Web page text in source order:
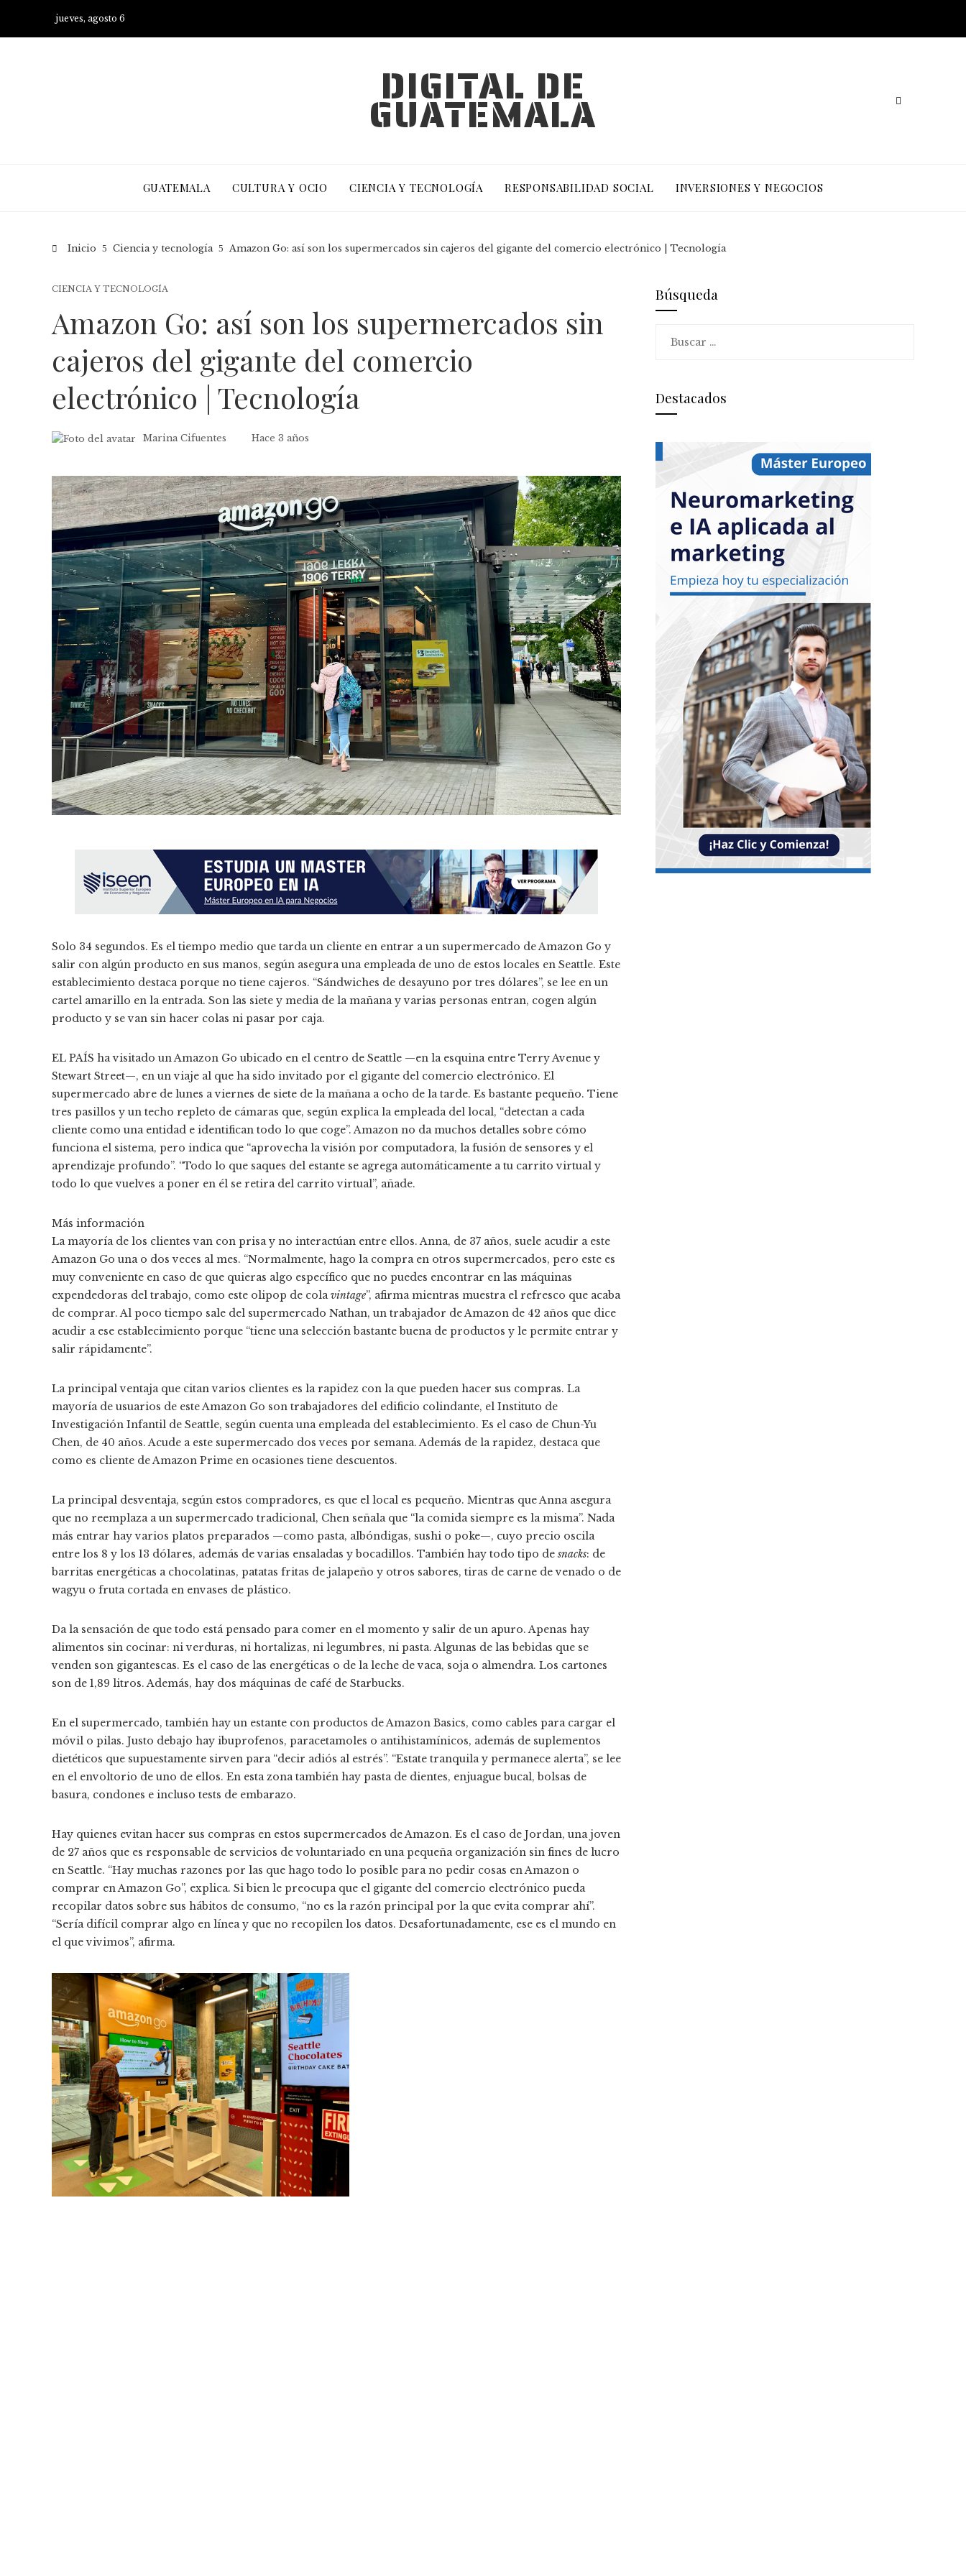
jueves, agosto 6
DIGITAL DE
GUATEMALA
GUATEMALA CULTURA Y OCIO CIENCIA Y TECNOLOGÍA RESPONSABILIDAD SOCIAL INVERSIONES Y NEGOCIOS
Inicio Ciencia y tecnología Amazon Go: así son los supermercados sin cajeros del gigante del comercio electrónico | Tecnología
CIENCIA Y TECNOLOGÍA
Amazon Go: así son los supermercados sin
cajeros del gigante del comercio
electrónico | Tecnología
Marina Cifuentes Hace 3 años
Solo 34 segundos. Es el tiempo medio que tarda un cliente en entrar a un supermercado de Amazon Go y
salir con algún producto en sus manos, según asegura una empleada de uno de estos locales en Seattle. Este
establecimiento destaca porque no tiene cajeros. “Sándwiches de desayuno por tres dólares”, se lee en un
cartel amarillo en la entrada. Son las siete y media de la mañana y varias personas entran, cogen algún
producto y se van sin hacer colas ni pasar por caja.
EL PAÍS ha visitado un Amazon Go ubicado en el centro de Seattle —en la esquina entre Terry Avenue y
Stewart Street—, en un viaje al que ha sido invitado por el gigante del comercio electrónico. El
supermercado abre de lunes a viernes de siete de la mañana a ocho de la tarde. Es bastante pequeño. Tiene
tres pasillos y un techo repleto de cámaras que, según explica la empleada del local, “detectan a cada
cliente como una entidad e identifican todo lo que coge”. Amazon no da muchos detalles sobre cómo
funciona el sistema, pero indica que “aprovecha la visión por computadora, la fusión de sensores y el
aprendizaje profundo”. “Todo lo que saques del estante se agrega automáticamente a tu carrito virtual y
todo lo que vuelves a poner en él se retira del carrito virtual”, añade.
Más información
La mayoría de los clientes van con prisa y no interactúan entre ellos. Anna, de 37 años, suele acudir a este
Amazon Go una o dos veces al mes. “Normalmente, hago la compra en otros supermercados, pero este es
muy conveniente en caso de que quieras algo específico que no puedes encontrar en las máquinas
expendedoras del trabajo, como este olipop de colavintage”, afirma mientras muestra el refresco que acaba
de comprar. Al poco tiempo sale del supermercado Nathan, un trabajador de Amazon de 42 años que dice
acudir a ese establecimiento porque “tiene una selección bastante buena de productos y le permite entrar y
salir rápidamente”.
La principal ventaja que citan varios clientes es la rapidez con la que pueden hacer sus compras. La
mayoría de usuarios de este Amazon Go son trabajadores del edificio colindante, el Instituto de
Investigación Infantil de Seattle, según cuenta una empleada del establecimiento. Es el caso de Chun-Yu
Chen, de 40 años. Acude a este supermercado dos veces por semana. Además de la rapidez, destaca que
como es cliente de Amazon Prime en ocasiones tiene descuentos.
La principal desventaja, según estos compradores, es que el local es pequeño. Mientras que Anna asegura
que no reemplaza a un supermercado tradicional, Chen señala que “la comida siempre es la misma”. Nada
más entrar hay varios platos preparados —como pasta, albóndigas, sushi o poke—, cuyo precio oscila
entre los 8 y los 13 dólares, además de varias ensaladas y bocadillos. También hay todo tipo de snacks: de
barritas energéticas a chocolatinas, patatas fritas de jalapeño y otros sabores, tiras de carne de venado o de
wagyu o fruta cortada en envases de plástico.
Da la sensación de que todo está pensado para comer en el momento y salir de un apuro. Apenas hay
alimentos sin cocinar: ni verduras, ni hortalizas, ni legumbres, ni pasta. Algunas de las bebidas que se
venden son gigantescas. Es el caso de las energéticas o de la leche de vaca, soja o almendra. Los cartones
son de 1,89 litros. Además, hay dos máquinas de café de Starbucks.
En el supermercado, también hay un estante con productos de Amazon Basics, como cables para cargar el
móvil o pilas. Justo debajo hay ibuprofenos, paracetamoles o antihistamínicos, además de suplementos
dietéticos que supuestamente sirven para “decir adiós al estrés”. “Estate tranquila y permanece alerta”, se lee
en el envoltorio de uno de ellos. En esta zona también hay pasta de dientes, enjuague bucal, bolsas de
basura, condones e incluso tests de embarazo.
Hay quienes evitan hacer sus compras en estos supermercados de Amazon. Es el caso de Jordan, una joven
de 27 años que es responsable de servicios de voluntariado en una pequeña organización sin fines de lucro
en Seattle. “Hay muchas razones por las que hago todo lo posible para no pedir cosas en Amazon o
comprar en Amazon Go”, explica. Si bien le preocupa que el gigante del comercio electrónico pueda
recopilar datos sobre sus hábitos de consumo, “no es la razón principal por la que evita comprar ahí”.
“Sería difícil comprar algo en línea y que no recopilen los datos. Desafortunadamente, ese es el mundo en
el que vivimos”, afirma.
Búsqueda
Destacados